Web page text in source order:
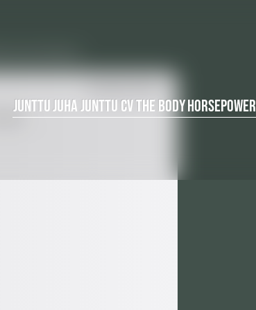
JUNTTUJUHA JUNTTU CVTHE BODYHORSEPOWER